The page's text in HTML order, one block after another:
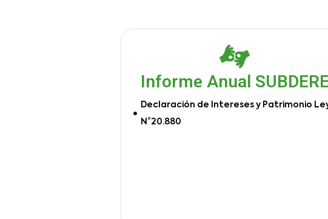
Informe Anual SUBDERE
Declaración de Intereses y Patrimonio
N°20.880